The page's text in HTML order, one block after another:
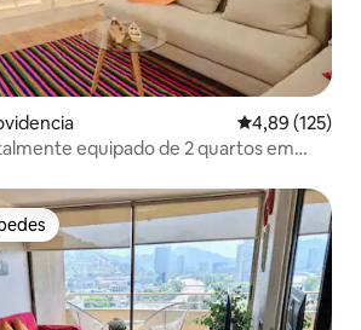
4,89 de uma
4,89 (125)
equipado de 2 quartos em